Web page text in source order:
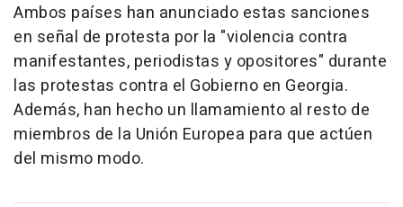
Ambos países han anunciado estas sanciones
en señal de protesta por la "violencia contra
manifestantes, periodistas y opositores" durante
las protestas contra el Gobierno en Georgia.
Además, han hecho un llamamiento al resto de
miembros de la Unión Europea para que actúen
del mismo modo.